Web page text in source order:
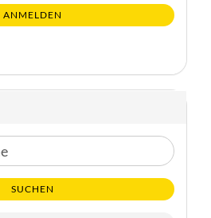
ANMELDEN
SUCHEN